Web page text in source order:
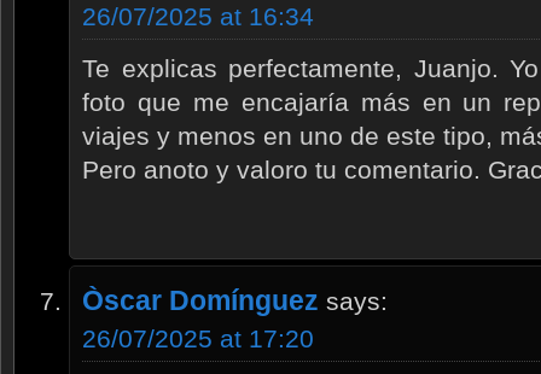
26/07/2025 at 16:34
Te explicas perfectamente, Juanjo.
foto que me encajaría más en un
viajes y menos en uno de este tipo,
Pero anoto y valoro tu comentario.
Òscar Domínguez says:
26/07/2025 at 17:20